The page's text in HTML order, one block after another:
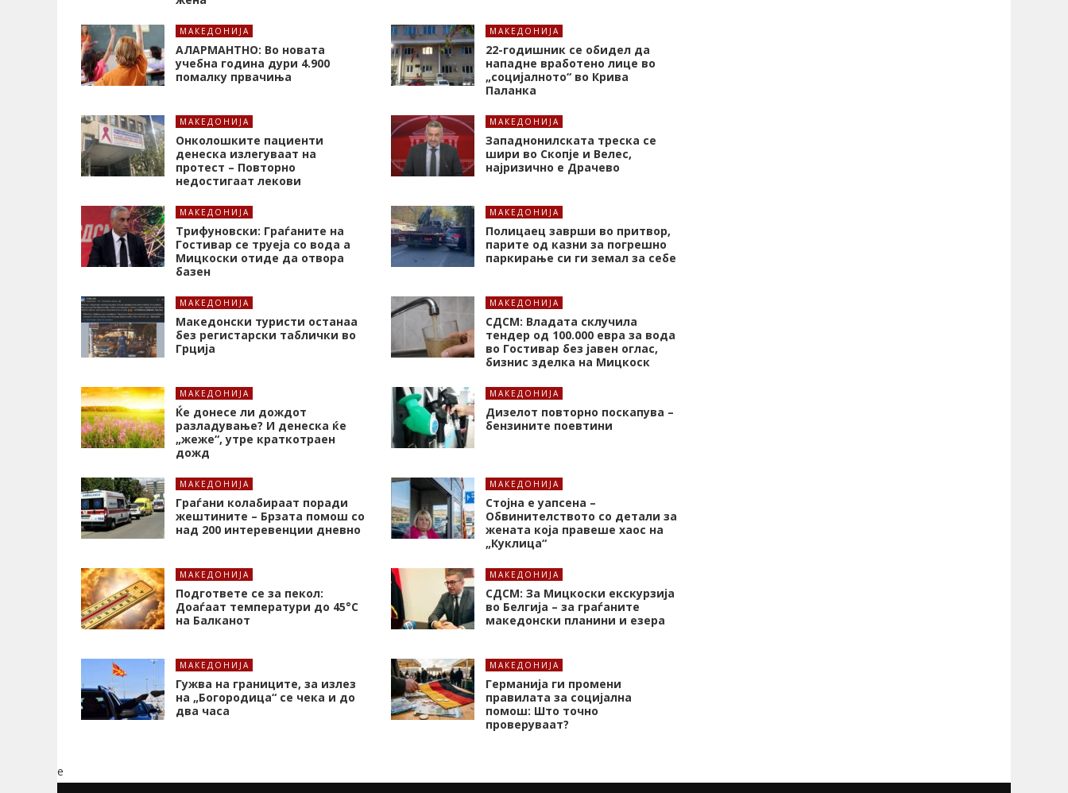
МАКЕДОНИЈА
АЛАРМАНТНО: Во новата
учебна година дури 4.900
помалку првачиња
МАКЕДОНИЈА
22-годишник се обидел да
нападне вработено лице во
„социјалното“ во Крива
Паланка
МАКЕДОНИЈА
Онколошките пациенти
денеска излегуваат на
протест – Повторно
недостигаат лекови
МАКЕДОНИЈА
Западнонилската треска се
шири во Скопје и Велес,
најризично е Драчево
МАКЕДОНИЈА
Трифуновски: Граѓаните на
Гостивар се труеја со вода а
Мицкоски отиде да отвора
базен
МАКЕДОНИЈА
Полицаец заврши во притвор,
парите од казни за погрешно
паркирање си ги земал за себе
МАКЕДОНИЈА
Македонски туристи останаа
без регистарски таблички во
Грција
МАКЕДОНИЈА
СДСМ: Владата склучила
тендер од 100.000 евра за вода
во Гостивар без јавен оглас,
бизнис зделка на Мицкоск
МАКЕДОНИЈА
Ќе донесе ли дождот
разладување? И денеска ќе
„жеже“, утре краткотраен
дожд
МАКЕДОНИЈА
Дизелот повторно поскапува –
бензините поевтини
МАКЕДОНИЈА
Граѓани колабираат поради
жештините – Брзата помош со
над 200 интеревенции дневно
МАКЕДОНИЈА
Стојна е уапсена –
Обвинителството со детали за
жената која правеше хаос на
„Куклица“
МАКЕДОНИЈА
Подгответе се за пекол:
Доаѓаат температури до 45°C
на Балканот
МАКЕДОНИЈА
СДСМ: За Мицкоски екскурзија
во Белгија – за граѓаните
македонски планини и езера
МАКЕДОНИЈА
Гужва на границите, за излез
на „Богородица“ се чека и до
два часа
МАКЕДОНИЈА
Германија ги промени
правилата за социјална
помош: Што точно
проверуваат?
e